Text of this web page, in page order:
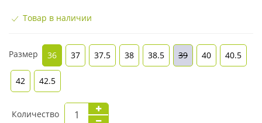
Товар в наличии
Размер 36 37 37.5 38 38.5 39 40 40.5
42 42.5
Количество